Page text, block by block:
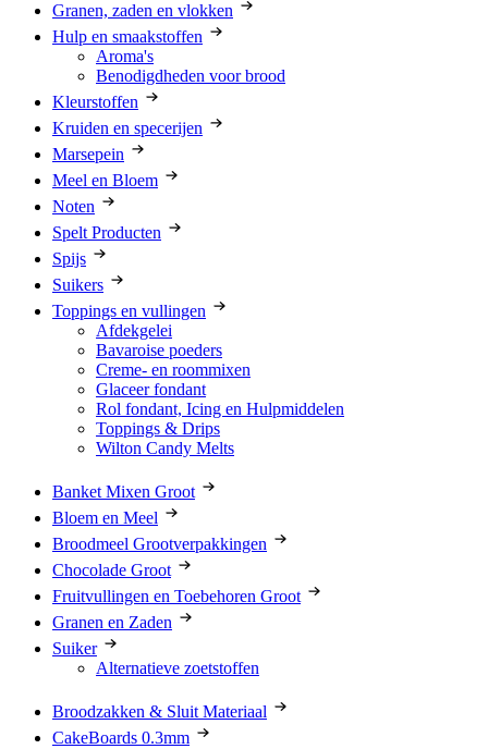
Granen, zaden en vlokken
Hulp en smaakstoffen
Aroma's
Benodigdheden voor brood
Kleurstoffen
Kruiden en specerijen
Marsepein
Meel en Bloem
Noten
Spelt Producten
Spijs
Suikers
Toppings en vullingen
Afdekgelei
Bavaroise poeders
Creme- en roommixen
Glaceer fondant
Rol fondant, Icing en Hulpmiddelen
Toppings & Drips
Wilton Candy Melts
Banket Mixen Groot
Bloem en Meel
Broodmeel Grootverpakkingen
Chocolade Groot
Fruitvullingen en Toebehoren Groot
Granen en Zaden
Suiker
Alternatieve zoetstoffen
Broodzakken & Sluit Materiaal
CakeBoards 0.3mm